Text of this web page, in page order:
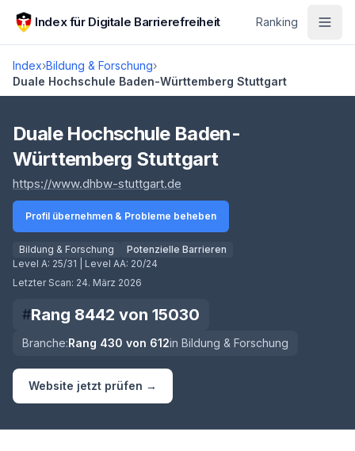
Zum Hauptinhalt springen
Index für Digitale Barrierefreiheit Ranking
Index›Bildung & Forschung›
Duale Hochschule Baden-Württemberg Stuttgart
Score lädt
Duale Hochschule Baden-
Württemberg Stuttgart
https://www.dhbw-stuttgart.de
Profil übernehmen & Probleme beheben
Bildung & Forschung
Potenzielle Barrieren
Level A: 25/31 | Level AA: 20/24
Letzter Scan: 24. März 2026
#Rang 8442 von 15030
Branche:Rang 430 von 612in Bildung & Forschung
Website jetzt prüfen →